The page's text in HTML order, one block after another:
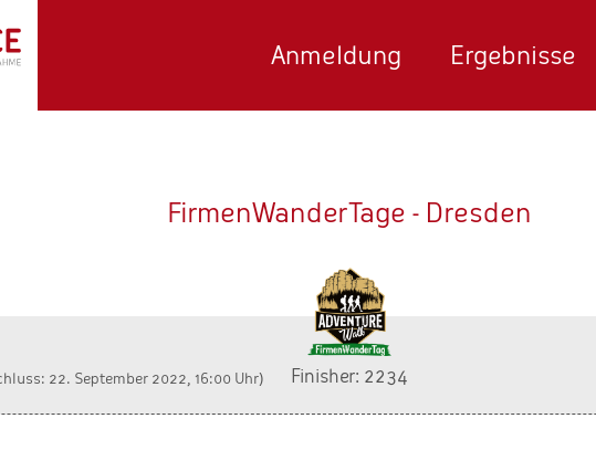
Anmeldung Ergebnisse
FirmenWanderTage - Dresden
Finisher: 2234
22. September 2022, 16:00 Uhr)